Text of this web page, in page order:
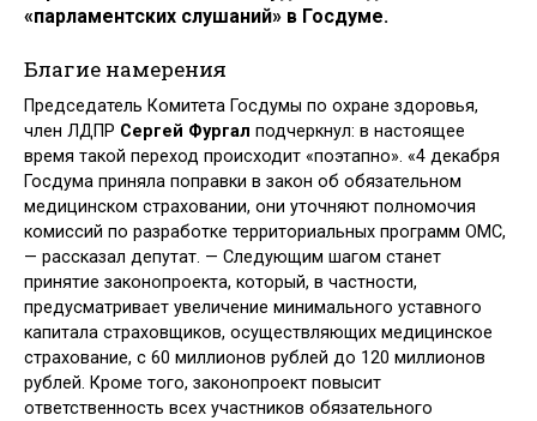
«парламентских слушаний» в Госдуме.
Благие намерения
Председатель Комитета Госдумы по охране здоровья,
член ЛДПР Сергей Фургал подчеркнул: в настоящее
время такой переход происходит «поэтапно». «4 декабря
Госдума приняла поправки в закон об обязательном
медицинском страховании, они уточняют полномочия
комиссий по разработке территориальных программ ОМС,
— рассказал депутат. — Следующим шагом станет
принятие законопроекта, который, в частности,
предусматривает увеличение минимального уставного
капитала страховщиков, осуществляющих медицинское
страхование, с 60 миллионов рублей до 120 миллионов
рублей. Кроме того, законопроект повысит
ответственность всех участников обязательного